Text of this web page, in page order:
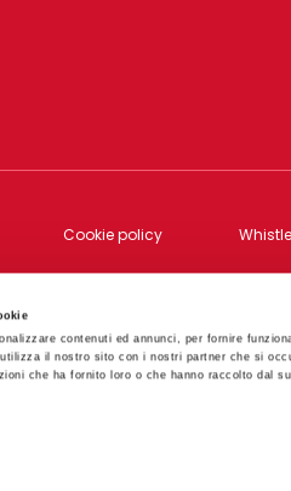
contenuti ed annunci, per fornire
il nostro sito con i nostri partner che si
che ha fornito loro o che hanno raccolto dal
Cookie policy
Morandi, 16bis 06012 Città di